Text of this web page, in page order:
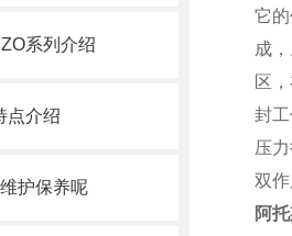
系列介绍
点介绍
护保养呢
它
成
区
封
压
双
阿